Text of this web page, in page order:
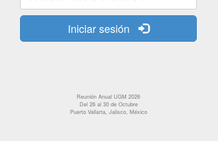
Iniciar sesión
Reunión Anual UGM 2026
Del 26 al 30 de Octubre
Puerto Vallarta, Jalisco, México